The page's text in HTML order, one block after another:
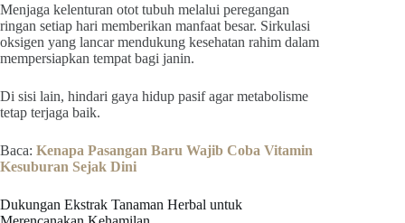
Menjaga kelenturan otot tubuh melalui peregangan
ringan setiap hari memberikan manfaat besar. Sirkulasi
oksigen yang lancar mendukung kesehatan rahim dalam
mempersiapkan tempat bagi janin.
Di sisi lain, hindari gaya hidup pasif agar metabolisme
tetap terjaga baik.
Baca: Kenapa Pasangan Baru Wajib Coba Vitamin
Kesuburan Sejak Dini
Dukungan Ekstrak Tanaman Herbal untuk